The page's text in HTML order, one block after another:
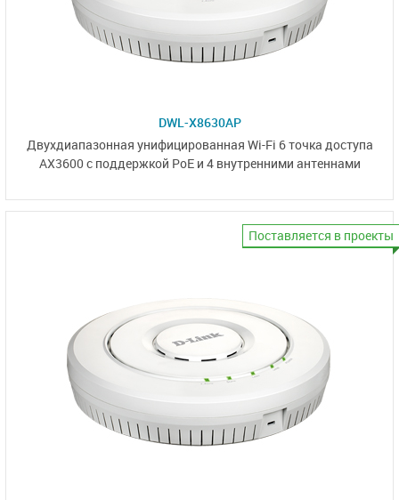
DWL-X8630AP
Двухдиапазонная унифицированная Wi-Fi 6 точка доступа
AX3600 с поддержкой PoE и 4 внутренними антеннами
Поставляется в проекты